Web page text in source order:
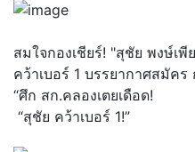
สมใจกองเชียร์! "สุชัย พงษ์เ
คว้าเบอร์ 1 บรรยากาศสมัค
“ศึก สก.คลองเตยเดือด!
“สุชัย คว้าเบอร์ 1!”